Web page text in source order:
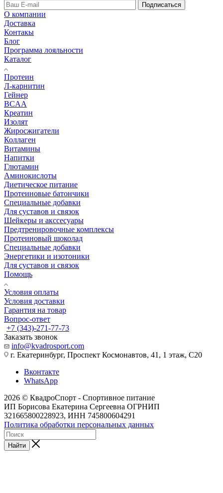
Подписаться
О компании
Доставка
Контакы
Блог
Программа лояльности
Каталог
Протеин
Л-карнитин
Гейнер
BCAA
Креатин
Изолят
Жиросжигатели
Коллаген
Витамины
Напитки
Глютамин
Аминокислоты
Диетическое питание
Протеиновые батончики
Специальные добавки
Для суставов и связок
Шейкеры и акссесуары
Предтренировочные комплексы
Протеиновый шоколад
Специальные добавки
Энергетики и изотоники
Для суставов и связок
Помощь
Условия оплаты
Условия доставки
Гарантия на товар
Вопрос-ответ
+7 (343)-271-77-73
Заказать звонок
info@kvadrosport.com
г. Екатеринбург, Проспект Космонавтов, 41, 1 этаж, С20
Вконтакте
WhatsApp
2026 © КвадроСпорт - Спортивное питание
ИП Борисова Екатерина Сергеевна ОГРНИП
321665800228923, ИНН 745800604291
Политика обработки персональных данных
Найти